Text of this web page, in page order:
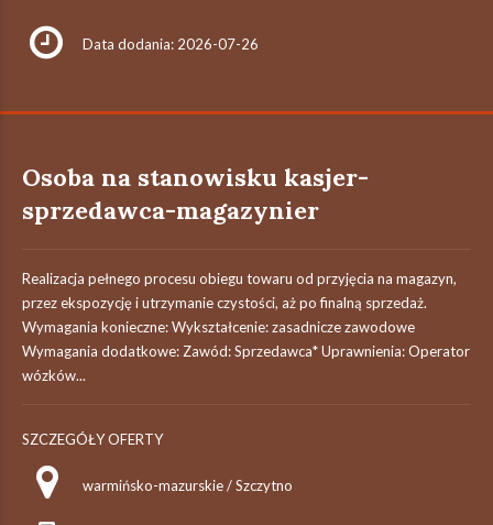
Data dodania: 2026-07-26
Osoba na stanowisku kasjer-
sprzedawca-magazynier
Realizacja pełnego procesu obiegu towaru od przyjęcia na magazyn,
przez ekspozycję i utrzymanie czystości, aż po finalną sprzedaż.
Wymagania konieczne: Wykształcenie: zasadnicze zawodowe
Wymagania dodatkowe: Zawód: Sprzedawca* Uprawnienia: Operator
wózków...
SZCZEGÓŁY OFERTY
warmińsko-mazurskie / Szczytno